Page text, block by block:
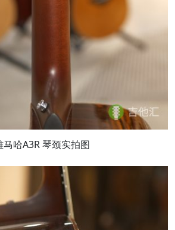
马哈A3R 琴颈实拍图